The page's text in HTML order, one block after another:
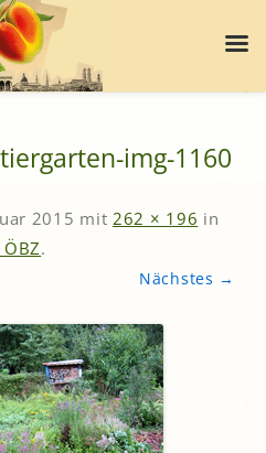
img-1160
2015 mit 262 × 196 in
.
Nächstes →